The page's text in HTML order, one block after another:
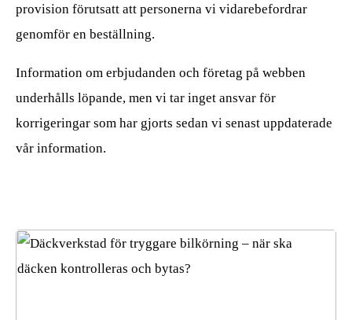
provision förutsatt att personerna vi vidarebefordrar
genomför en beställning.
Information om erbjudanden och företag på webben
underhålls löpande, men vi tar inget ansvar för
korrigeringar som har gjorts sedan vi senast uppdaterade
vår information.